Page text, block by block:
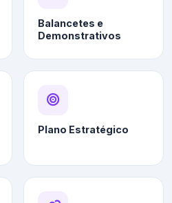
Balancetes e
Demonstrativos
Plano Estratégico